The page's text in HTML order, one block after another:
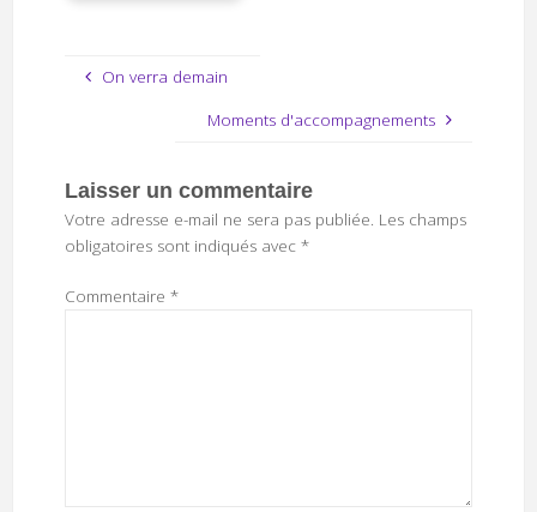
On verra demain
Moments d'accompagnements
Laisser un commentaire
Votre adresse e-mail ne sera pas publiée. Les champs
obligatoires sont indiqués avec *
Commentaire *